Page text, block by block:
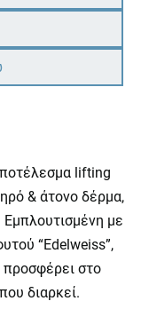
lifting
& άτονο δέρμα,
με
“Edelweiss”,
προσφέρει στο
διαρκεί.